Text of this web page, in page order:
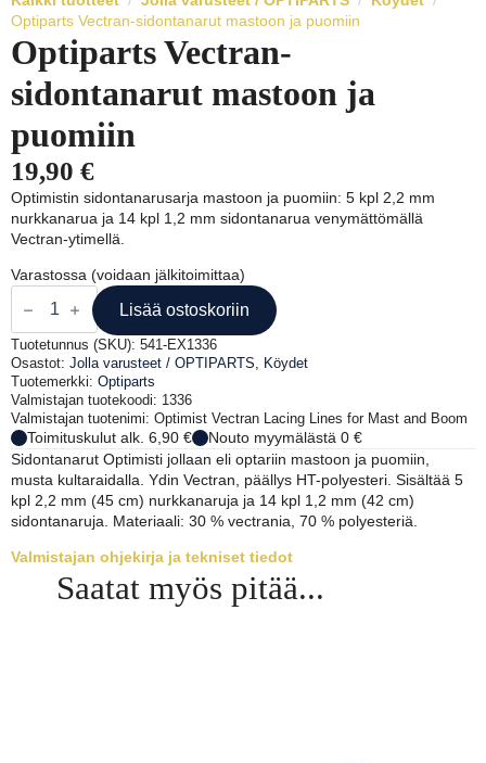
Optiparts Vectran-sidontanarut mastoon ja puomiin
Optiparts Vectran-
sidontanarut mastoon ja
puomiin
19,90 €
Optimistin sidontanarusarja mastoon ja puomiin: 5 kpl 2,2 mm
nurkkanarua ja 14 kpl 1,2 mm sidontanarua venymättömällä
Vectran-ytimellä.
Varastossa (voidaan jälkitoimittaa)
Optiparts
Vectran-
sidontanarut
mastoon
ja
puomiin
määrä
Lisää ostoskoriin
Tuotetunnus (SKU): 541-EX1336
Osastot: Jolla varusteet / OPTIPARTS
Köydet
Tuotemerkki: Optiparts
Valmistajan tuotekoodi: 1336
Valmistajan tuotenimi: Optimist Vectran Lacing Lines for Mast and Boom
Toimituskulut alk. 6,90 €
Nouto myymälästä 0 €
Sidontanarut Optimisti jollaan eli optariin mastoon ja puomiin,
musta kultaraidalla. Ydin Vectran, päällys HT-polyesteri. Sisältää 5
kpl 2,2 mm (45 cm) nurkkanaruja ja 14 kpl 1,2 mm (42 cm)
sidontanaruja. Materiaali: 30 % vectrania, 70 % polyesteriä.
Valmistajan ohjekirja ja tekniset tiedot
Saatat myös pitää...